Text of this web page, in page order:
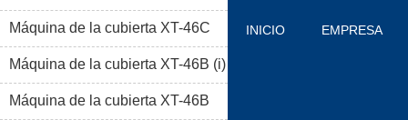
Máquina de la cubierta XT-46C
Máquina de la cubierta XT-46B (i)
Máquina de la cubierta XT-46B
INICIO EMPRESA